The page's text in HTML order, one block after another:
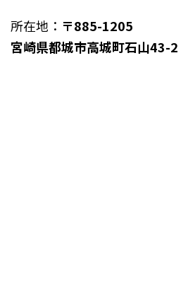
所在地： 〒885-1205
宮崎県都城市高城町石山43-2